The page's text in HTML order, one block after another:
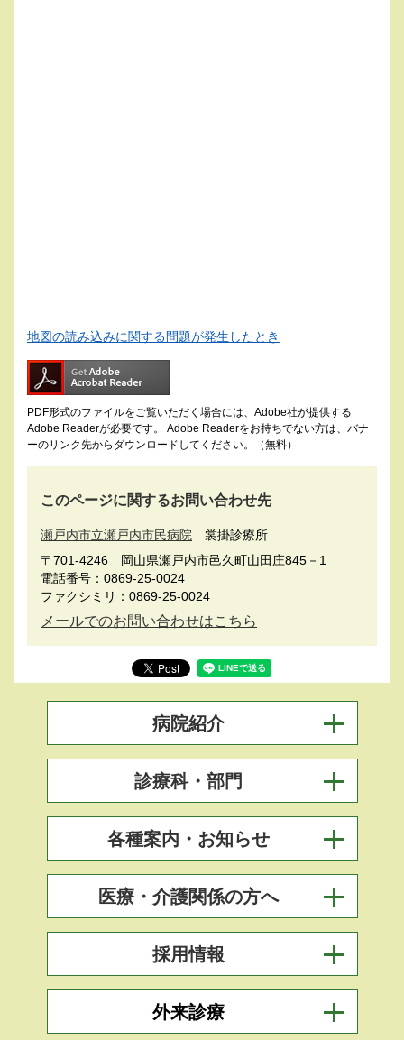
地図の読み込みに関する問題が発生したとき
PDF形式のファイルをご覧いただく場合には、Adobe社が提供する
Adobe Readerが必要です。
Adobe Readerをお持ちでない方は、バナ
ーのリンク先からダウンロードしてください。（無料）
このページに関するお問い合わせ先
瀬戸内市立瀬戸内市民病院
裳掛診療所
〒701-4246
岡山県瀬戸内市邑久町山田庄845－1
電話番号：0869-25-0024
ファクシミリ：0869-25-0024
メールでのお問い合わせはこちら
病院紹介
診療科・部門
各種案内・お知らせ
医療・介護関係の方へ
採用情報
外来診療